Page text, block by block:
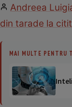
Andreea
din tarade la
MAI MULTE PENTRU